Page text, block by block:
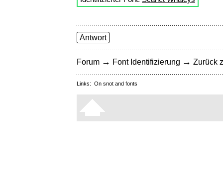
Antwort
Forum → Font Identifizierung → Zurück
Links: On snot and fonts